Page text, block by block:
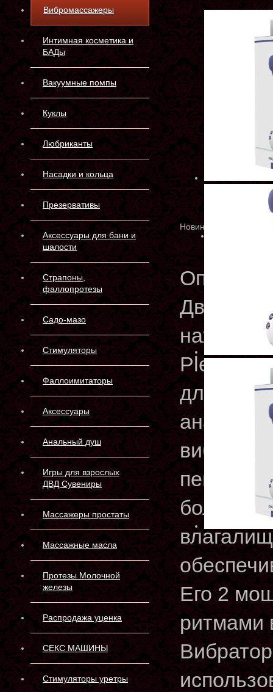
Вибромассажеры
Интимная косметика и
БАДы
Вакуумные помпы
Куклы
Любриканты
Насадки и кольца
Презервативы
Аксессуары для бани и
шалости
Страпоны,
фаллопротезы
Садо-мазо
Стимуляторы
Фаллоимитаторы
Аксессуары
Анальный душ
Игры для взрослых
ДВД Сувениры
Массажеры простаты
Массажные масла
Протезы Молочной
железы
Распродажа уценка
СЕКС МАШИНЫ
Стимуляторы уретры
Новинка
Двойное
Pleasure
для
пениса,
большой
Его 2
ритмами